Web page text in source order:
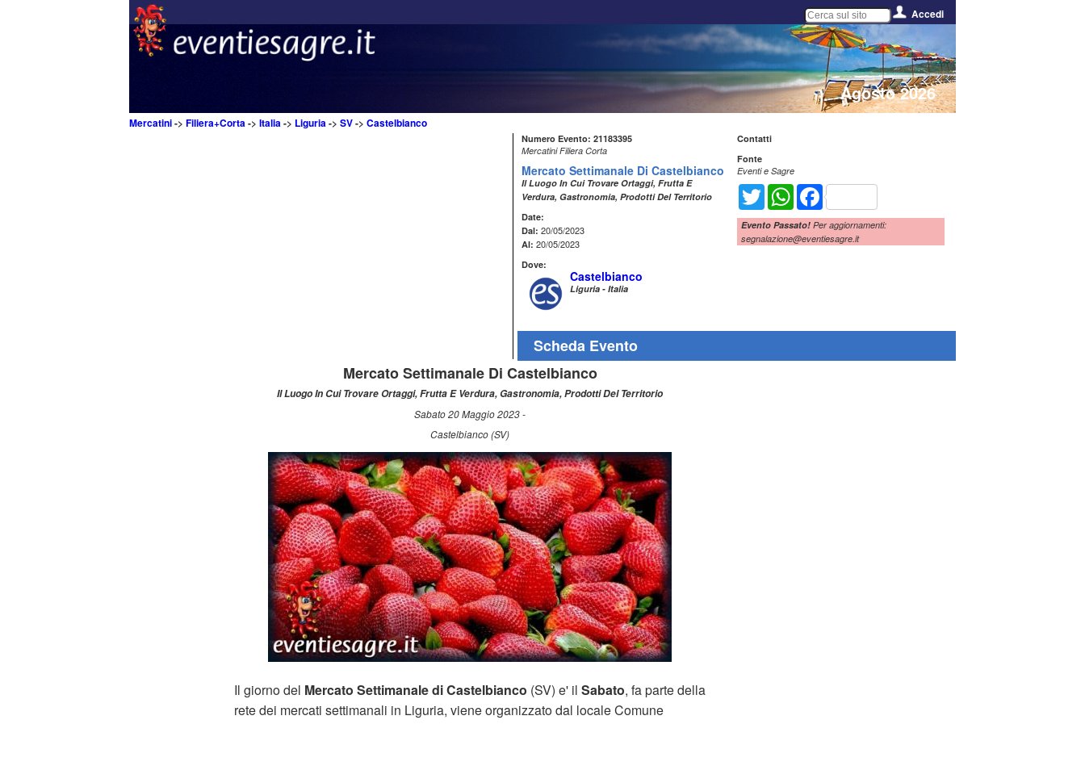
Accedi
Agosto 2026
Mercatini-> Filiera+Corta-> Italia-> Liguria-> SV-> Castelbianco
Numero Evento: 21183395
Mercatini Filiera Corta
Mercato Settimanale Di Castelbianco
Il Luogo In Cui Trovare Ortaggi, Frutta E
Verdura, Gastronomia, Prodotti Del Territorio
Date:
Dal: 20/05/2023
Al: 20/05/2023
Dove:
Castelbianco
Liguria - Italia
Contatti
Fonte
Eventi e Sagre
Twitter WhatsAppFacebook
Evento Passato! Per aggiornamenti:
segnalazione@eventiesagre.it
Scheda Evento
Mercato Settimanale Di Castelbianco
Il Luogo In Cui Trovare Ortaggi, Frutta E Verdura, Gastronomia, Prodotti Del Territorio
Sabato 20 Maggio 2023 -
Castelbianco (SV)
Il giorno del Mercato Settimanale di Castelbianco (SV) e' il Sabato, fa parte della
rete dei mercati settimanali in Liguria, viene organizzato dal locale Comune